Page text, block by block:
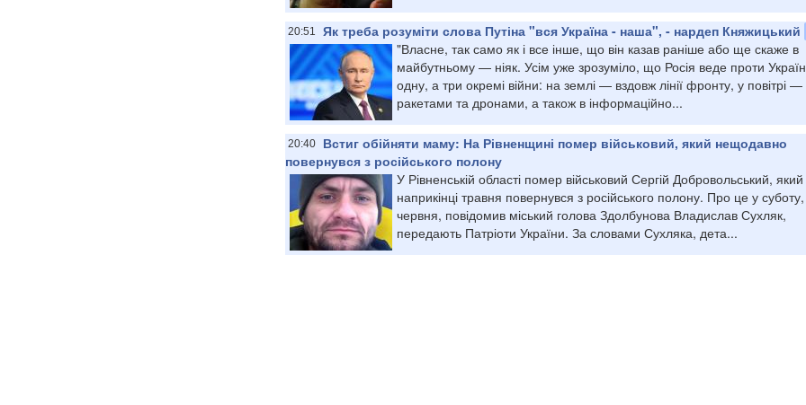
20:51 Як треба розуміти слова Путіна "вся Україна - наша", - нардеп Княжицький
"Власне, так само як і все інше, що він казав раніше або ще скаже в
майбутньому — ніяк. Усім уже зрозуміло, що Росія веде проти
одну, а три окремі війни: на землі — вздовж лінії фронту, у повітрі —
ракетами та дронами, а також в інформаційно...
20:40
Встиг обійняти маму: На Рівненщині помер військовий, який нещодавно
повернувся з російського полону
У Рівненській області помер військовий Сергій Добровольський, який
наприкінці травня повернувся з російського полону. Про це у
червня, повідомив міський голова Здолбунова Владислав Сухляк,
передають Патріоти України. За словами Сухляка, дета...